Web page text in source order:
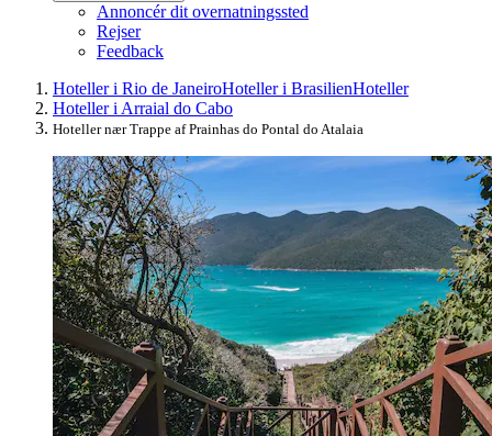
Annoncér dit overnatningssted
Rejser
Feedback
Hoteller i Rio de JaneiroHoteller i BrasilienHoteller
Hoteller i Arraial do Cabo
Hoteller nær Trappe af Prainhas do Pontal do Atalaia